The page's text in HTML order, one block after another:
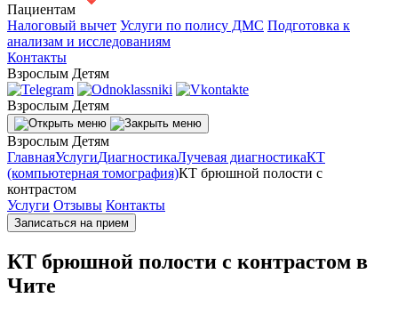
Пациентам
Налоговый вычет Услуги по полису ДМС Подготовка к
анализам и исследованиям
Контакты
Взрослым Детям
Взрослым Детям
Взрослым Детям
ГлавнаяУслугиДиагностикаЛучевая диагностикаКТ
(компьютерная томография)КТ брюшной полости с
контрастом
Услуги Отзывы Контакты
Записаться на прием
КТ брюшной полости с контрастом в
Чите